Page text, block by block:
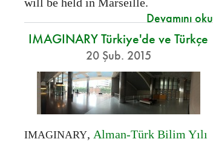
Devamını oku
IMAGINARY Türkiye'de ve Türkçe
20 Şub. 2015
IMAGINARY, Alman-Türk Bilim Yılı